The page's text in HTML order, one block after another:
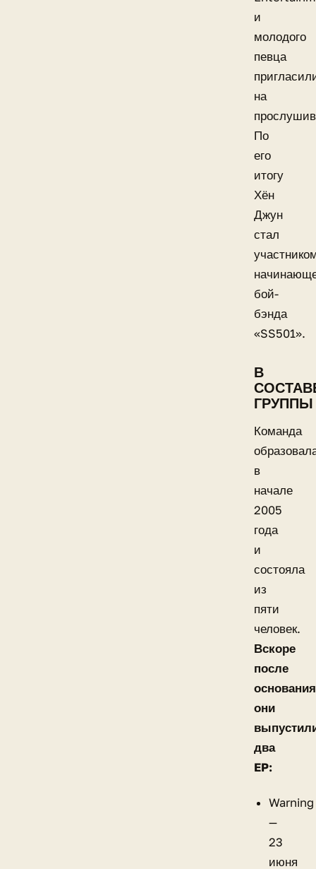
и
молодого
певца
на
По
его
итогу
Хён
Джун
стал
бой-
бэнда
«SS501».
В
ГРУППЫ
Команда
в
начале
2005
года
и
состояла
из
пяти
человек.
Вскоре
после
основания
они
два
EP:
Warning
—
23
июня